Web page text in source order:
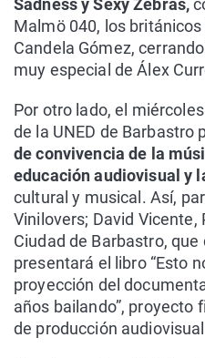
Sadness y Sexy Zebras,
Malmö 040, los
Candela Gómez,
muy especial de Álex
Por otro lado, el
de la UNED de Barbastro
de convivencia de la
educación audiovisual y
cultural y musical. Así,
Vinilovers; David Vicente,
Ciudad de Barbastro,
presentará el libro “Esto
proyección del
años bailando”, proyecto
de producción